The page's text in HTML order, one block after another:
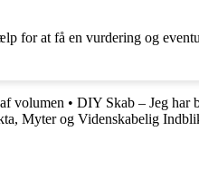
for at få en vurdering og
volumen • DIY Skab – Jeg har
Myter og Videnskabelig